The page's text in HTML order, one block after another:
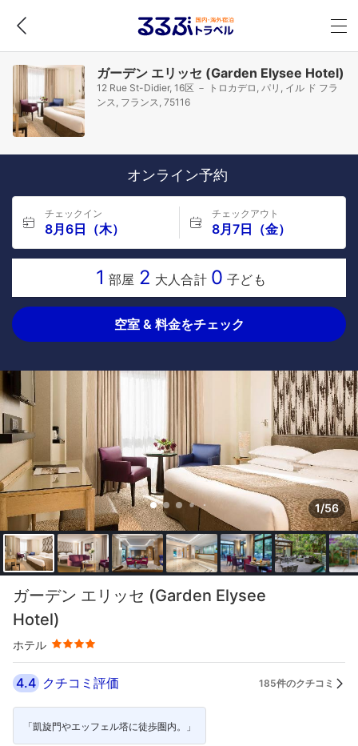
ガーデン エリッセ (Garden Elysee Hotel)
12 Rue St-Didier, 16区 － トロカデロ, パリ, イル ド フラ
ンス, フランス, 75116
オンライン予約
チェックイン
8月6日（木）
チェックアウト
8月7日（金）
1 部屋 2 大人合計 0 子ども
空室 & 料金をチェック
1/56
ガーデン エリッセ (Garden Elysee
Hotel)
ホテル
星評価 4つ星
4.4 クチコミ評価 185件のクチコミ
「凱旋門やエッフェル塔に徒歩圏内。」